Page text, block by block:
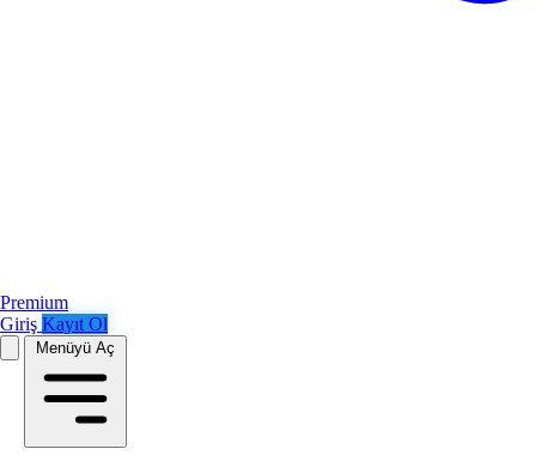
Premium
Giriş Kayıt Ol
Menüyü Aç